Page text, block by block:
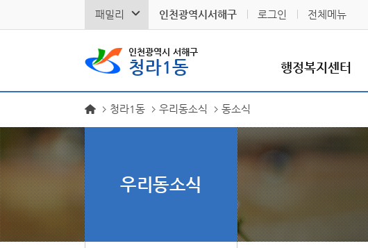
패밀리 인천광역시서해구 로그인 전체메뉴
인천광역시 서해구
청라1동 행정복지센터
우리동소식
청라1동 우리동소식 동소식